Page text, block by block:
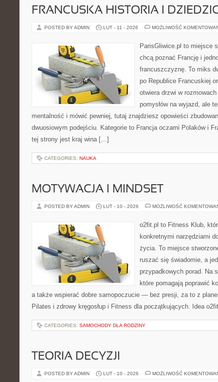
FRANCUSKA HISTORIA I
POSTED BY ADMIN LUT - 11 - 2026 MOŻLIWOŚĆ
ParisGliwice.pl to miejsce
chcą poznać Francję i
francuszczyznę. To miks
po Republice Francuskiej
otwiera drzwi w
pomysłów na wyjazd, ale
mentalność i mówić pewniej, tutaj znajdziesz opowieści
dwuosiowym podejściu. Kategorie to Francja oczami Polaków i
tej strony jest kraj wina […]
CATEGORIES: NAUKA
MOTYWACJA I MINDSET
POSTED BY ADMIN LUT - 10 - 2026 MOŻLIWOŚĆ
o2fit.pl to Fitness Klub,
konkretnymi narzędziami
życia. To miejsce
ruszać się świadomie, a
przypadkowych porad. Na
które pomagają poprawić
a także wspierać dobre samopoczucie — bez presji, za to z
Pilates i zdrowy kręgosłup i Fitness dla początkujących. Idea
CATEGORIES: SAMOCHODY DLA RODZINY
TEORIA DECYZJI
POSTED BY ADMIN LUT - 10 - 2026 MOŻLIWOŚĆ